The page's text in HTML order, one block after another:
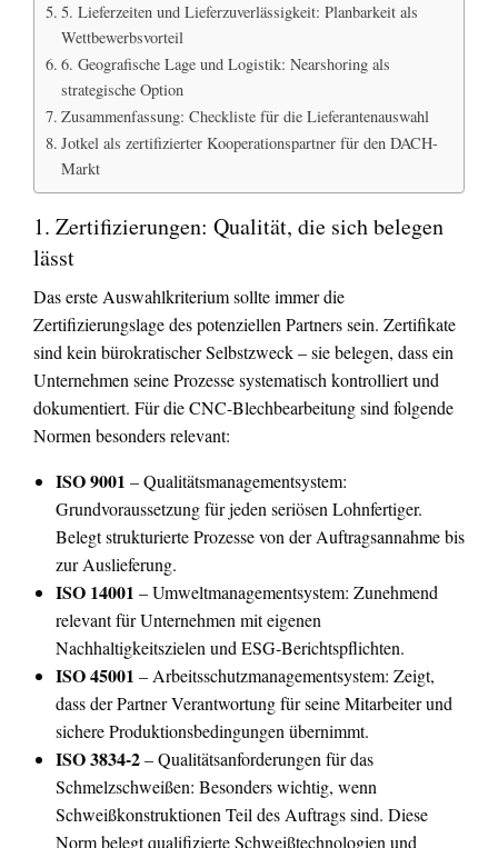
5. Lieferzeiten und Lieferzuverlässigkeit: Planbarkeit als
Wettbewerbsvorteil
6. Geografische Lage und Logistik: Nearshoring als
strategische Option
Zusammenfassung: Checkliste für die Lieferantenauswahl
Jotkel als zertifizierter Kooperationspartner für den DACH-
Markt
1. Zertifizierungen: Qualität, die sich belegen
lässt
Das erste Auswahlkriterium sollte immer die
Zertifizierungslage des potenziellen Partners sein. Zertifikate
sind kein bürokratischer Selbstzweck – sie belegen, dass ein
Unternehmen seine Prozesse systematisch kontrolliert und
dokumentiert. Für die CNC-Blechbearbeitung sind folgende
Normen besonders relevant:
ISO 9001 – Qualitätsmanagementsystem:
Grundvoraussetzung für jeden seriösen Lohnfertiger.
Belegt strukturierte Prozesse von der Auftragsannahme bis
zur Auslieferung.
ISO 14001 – Umweltmanagementsystem: Zunehmend
relevant für Unternehmen mit eigenen
Nachhaltigkeitszielen und ESG-Berichtspflichten.
ISO 45001 – Arbeitsschutzmanagementsystem: Zeigt,
dass der Partner Verantwortung für seine Mitarbeiter und
sichere Produktionsbedingungen übernimmt.
ISO 3834-2– Qualitätsanforderungen für das
Schmelzschweißen: Besonders wichtig, wenn
Schweißkonstruktionen Teil des Auftrags sind. Diese
Norm belegt qualifizierte Schweißtechnologien und